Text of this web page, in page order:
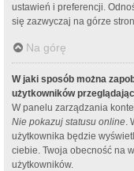
ustawień i preferencji.
się zazwyczaj na górze
Na górę
W jaki sposób można
użytkowników
W panelu zarządzania
Nie pokazuj statusu online.
użytkownika będzie
ciebie. Twoja obecność na
użytkowników.